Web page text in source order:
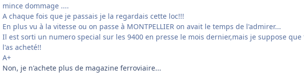
mince dommage ....
A chaque fois que je passais je la regardais cette loc!!!
En plus vu à la vitesse ou on passe à MONTPELLIER on avait le temps de l'admirer...
Il est sorti un numero special sur les 9400 en presse le mois dernier,mais je suppose que
l'as acheté!!
A+
Non, je n'achete plus de magazine ferroviaire...